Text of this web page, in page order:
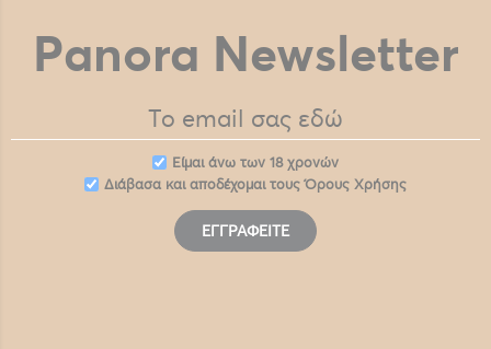
Panora Newsletter
Eίμαι άνω των 18 χρονών
Διάβασα και αποδέχομαι τουςΌρους Χρήσης
ΕΓΓΡΑΦΕΊΤΕ